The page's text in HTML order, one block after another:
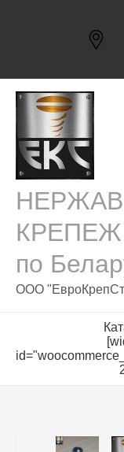
КРЕПЕЖ
по
ООО